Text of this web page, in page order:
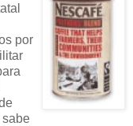
por
sabe